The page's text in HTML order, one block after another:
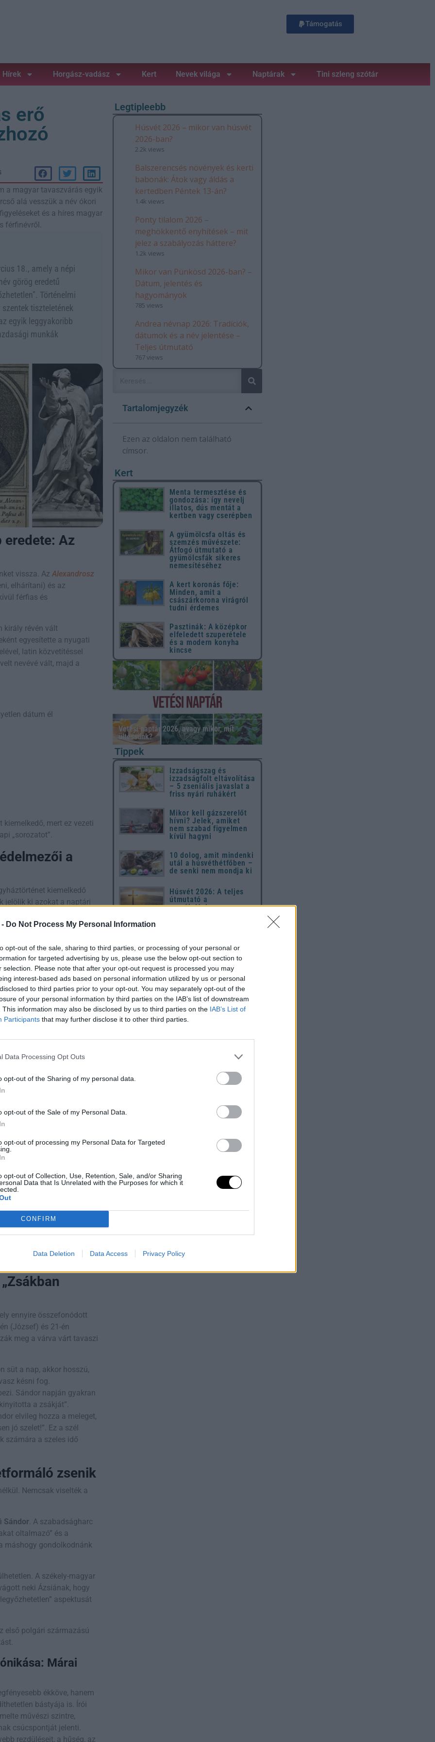
Do Not Process My Personal Information
opt-out of the sale, sharing to third parties, or processing of your personal or
for targeted advertising by us, please use the below opt-out section to
selection. Please note that after your opt-out request is processed you may
interest-based ads based on personal information utilized by us or personal
to third parties prior to your opt-out. You may separately opt-out of the
of your personal information by third parties on the IAB’s list of downstream
This information may also be disclosed by us to third parties on the IAB’s List of
Participants that may further disclose it to other third parties.
Data Processing Opt Outs
opt-out of the Sharing of my personal data.
opt-out of the Sale of my Personal Data.
opt-out of processing my Personal Data for Targeted
opt-out of Collection, Use, Retention, Sale, and/or Sharing
Data that Is Unrelated with the Purposes for which it
CONFIRM
Data Deletion Data Access Privacy Policy
Támogatás
Hírek Horgász-vadász Kert Nevek világa Naptárak Tini szleng szótár
erő
a magyar tavaszvárás egyik
alá vesszük a név ókori
és a híres magyar
férfinévről.
18., amely a népi
görög eredetű
Történelmi
tiszteletének
egyik leggyakoribb
munkák
eredete: Az
vissza. Az Alexandrosz
elhárítani) és az
férfias és
király révén vált
egyesítette a nyugati
latin közvetítéssel
nevévé vált, majd a
dátum él
mert ez vezeti
„sorozatot”.
a
kiemelkedő
jelölik ki azokat a naptári
ókori vértanúk
emléknapja az egyházi
dátumunk forrása). Ő
zsinat idején
tanításaival, és
közösség
a Sándor nevet a
idején. Az egyház
néprajzi összefüggés,
ő ünnepe vált a
a tavaszváró
aki jeruzsálemi
egyházi történetében.
őrzi, aki az egyház
és szintén életét adta
oltalmazó” – új, szakrális
fegyveres harcot, hanem
tehát március 18-án
ünnepeljük, hanem egy
és az önfeláldozó
ennyire összefonódott
(József) és 21-én
meg a várva várt tavaszi
süt a nap, akkor hosszú,
késni fog.
Sándor napján gyakran
a zsákját”.
elvileg hozza a meleget,
jó szelet!”. Ez a szél
számára a szeles idő
zsenik
Nemcsak viselték a
Sándor . A szabadságharc
oltalmazó” és a
máshogy gondolkodnánk
A székely-magyar
neki Ázsiának, hogy
aspektusát
első polgári származású
Márai
ékköve, hanem
bástyája is. Írói
művészi szintre,
csúcspontját jelenti.
rezdüléseit, a hűség, az
Legtipleebb
Húsvét 2026 – mikor van húsvét
2026-ban?
2.2k views
Balszerencsés növények és kerti
babonák: Átok vagy áldás a
kertedben Péntek 13-án?
1.4k views
Ponty tilalom 2026 –
meghökkentő enyhítések – mit
jelez a szabályozás háttere?
1.2k views
Mikor van Pünkösd 2026-ban? –
Dátum, jelentés és
hagyományok
785 views
Andrea névnap 2026: Tradíciók,
dátumok és a név jelentése –
Teljes útmutató
767 views
Tartalomjegyzék
Ezen az oldalon nem található
címsor.
Kert
Menta termesztése és
gondozása: így nevelj
illatos, dús mentát a
kertben vagy cserépben
A gyümölcsfa oltás és
szemzés művészete:
Átfogó útmutató a
gyümölcsfák sikeres
nemesítéséhez
A kert koronás fője:
Minden, amit a
császárkorona virágról
tudni érdemes
Pasztinák: A középkor
elfeledett szuperétele
és a modern konyha
kincse
Vetési naptár 2026, avagy mikor, mit
ültessünk?
Tippek
Izzadságszag és
izzadságfolt eltávolítása
– 5 zseniális javaslat a
friss nyári ruhákért
Mikor kell gázszerelőt
hívni? Jelek, amiket
nem szabad figyelmen
kívül hagyni
10 dolog, amit mindenki
utál a húsvéthétfőben –
de senki nem mondja ki
Húsvét 2026: A teljes
útmutató a
megújuláshoz,
Utónevek gyakorisága Magyarországon
1967 – 2024